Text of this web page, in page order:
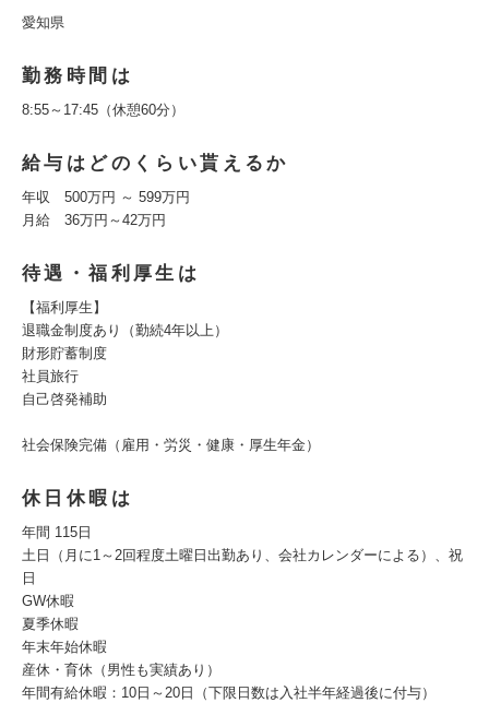
愛知県
勤務時間は
8:55～17:45（休憩60分）
給与はどのくらい貰えるか
年収 500万円 ～ 599万円
月給 36万円～42万円
待遇・福利厚生は
【福利厚生】
退職金制度あり（勤続4年以上）
財形貯蓄制度
社員旅行
自己啓発補助
社会保険完備（雇用・労災・健康・厚生年金）
休日休暇は
年間 115日
土日（月に1～2回程度土曜日出勤あり、会社カレンダーによる）、祝
日
GW休暇
夏季休暇
年末年始休暇
産休・育休（男性も実績あり）
年間有給休暇：10日～20日（下限日数は入社半年経過後に付与）